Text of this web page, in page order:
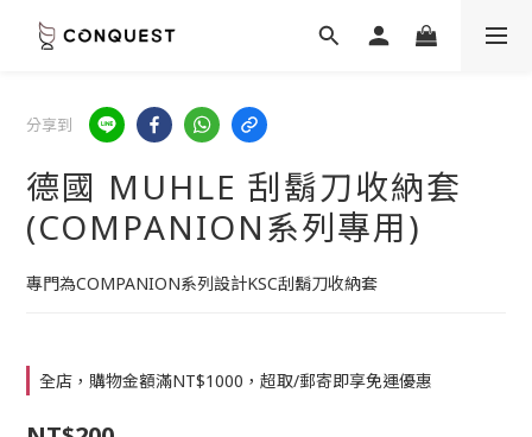
分享到
德國 MUHLE 刮鬍刀收納套
(COMPANION系列專用)
專門為COMPANION系列設計KSC刮鬍刀收納套
全店，購物金額滿NT$1000，超取/郵寄即享免運優惠